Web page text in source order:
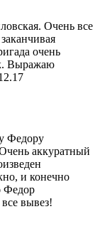
Очень все
очень
Выражаю
Федору
аккуратный
и конечно
Федор
вывез!